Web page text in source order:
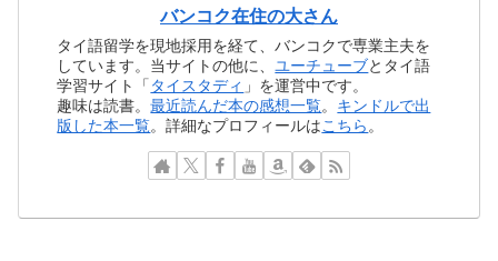
バンコク在住の大さん
タイ語留学を現地採用を経て、バンコクで専業主夫を
しています。当サイトの他に、 ユーチューブとタイ語
学習サイト「 タイスタディ 」を運営中です。
趣味は読書。最近読んだ本の感想一覧。 キンドルで出
版した本一覧。詳細なプロフィールはこちら 。